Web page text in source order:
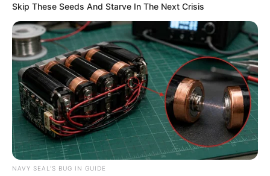
Skip These Seeds And Starve In The Next Crisis
NAVY SEAL'S BUG IN GUIDE